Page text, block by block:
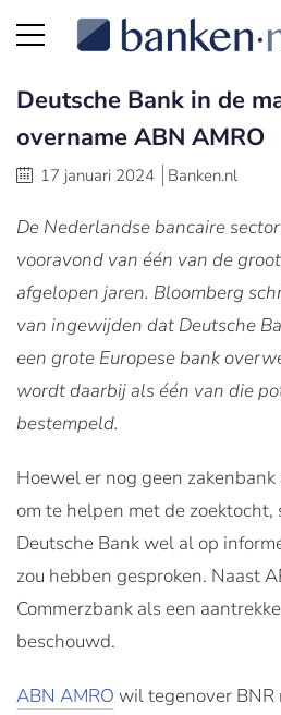
Deutsche Bank in de
overname ABN AMRO
17 januari 2024 Banken.nl
De Nederlandse bancaire
vooravond van één van de
afgelopen jaren. Bloomberg
van ingewijden dat Deutsche
een grote Europese bank
wordt daarbij als één van die
bestempeld.
Hoewel er nog geen
om te helpen met de
Deutsche Bank wel al op
zou hebben gesproken. Naast
Commerzbank als een
beschouwd.
ABN AMRO wil tegenover BNR